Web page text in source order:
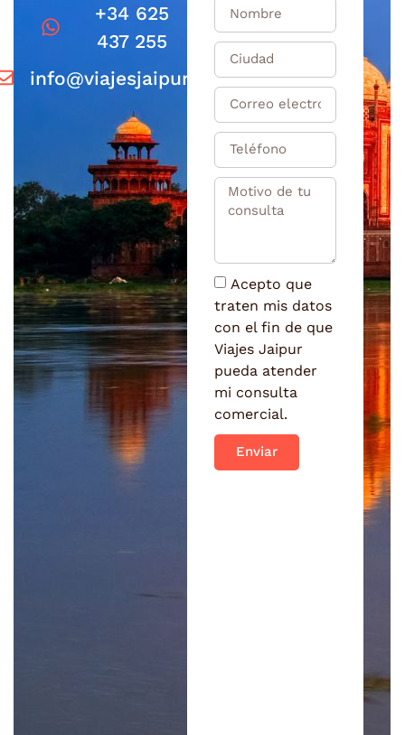
+34 625
437 255
info@viajesjaipur.com
Acepto que
traten mis datos
con el fin de que
Viajes Jaipur
pueda atender
mi consulta
comercial.
Enviar